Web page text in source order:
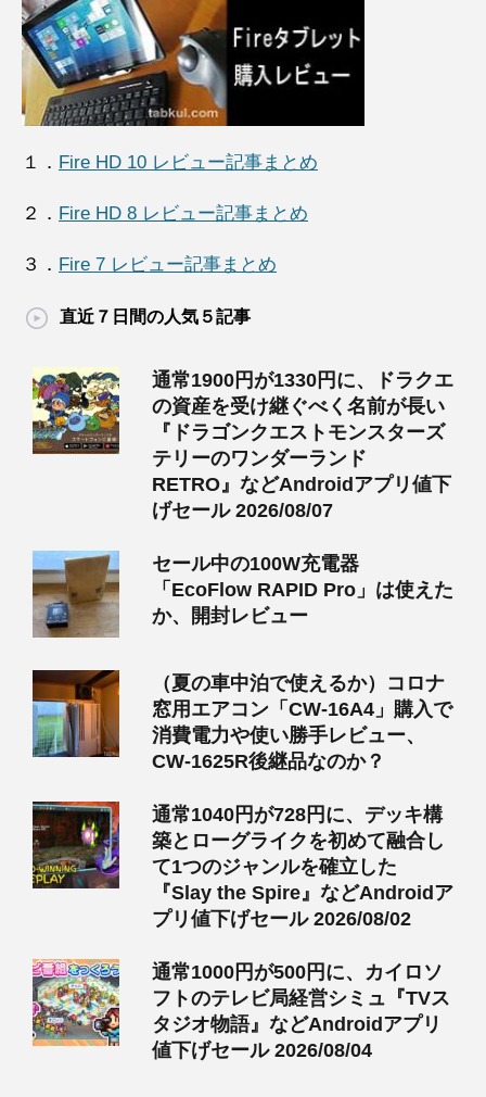
１． Fire HD 10 レビュー記事まとめ
２． Fire HD 8 レビュー記事まとめ
３． Fire 7 レビュー記事まとめ
直近７日間の人気５記事
通常1900円が1330円に、ドラクエ
の資産を受け継ぐべく名前が長い
『ドラゴンクエストモンスターズ
テリーのワンダーランド
RETRO』などAndroidアプリ値下
げセール 2026/08/07
セール中の100W充電器
「EcoFlow RAPID Pro」は使えた
か、開封レビュー
（夏の車中泊で使えるか）コロナ
窓用エアコン「CW-16A4」購入で
消費電力や使い勝手レビュー、
CW-1625R後継品なのか？
通常1040円が728円に、デッキ構
築とローグライクを初めて融合し
て1つのジャンルを確立した
『Slay the Spire』などAndroidア
プリ値下げセール 2026/08/02
通常1000円が500円に、カイロソ
フトのテレビ局経営シミュ『TVス
タジオ物語』などAndroidアプリ
値下げセール 2026/08/04